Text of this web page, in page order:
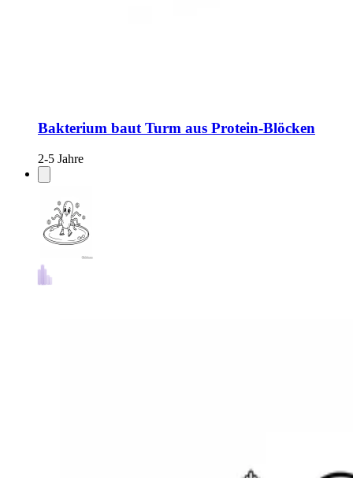
Bakterium baut Turm aus Protein-Blöcken
2-5 Jahre